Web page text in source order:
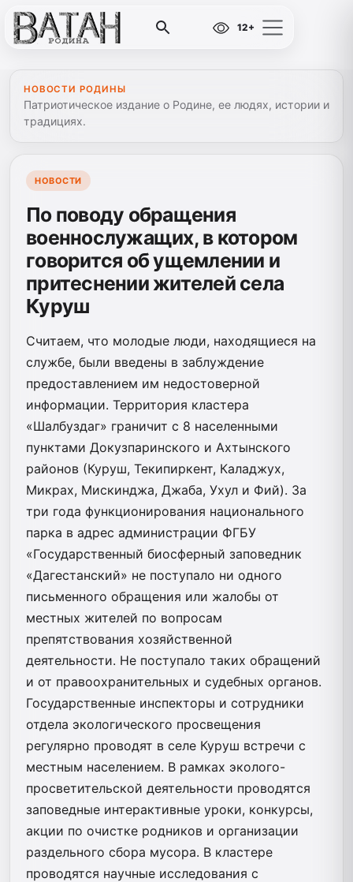
12+
НОВОСТИ РОДИНЫ
Патриотическое издание о Родине, ее людях, истории и
традициях.
НОВОСТИ
По поводу обращения
военнослужащих, в котором
говорится об ущемлении и
притеснении жителей села
Куруш
Считаем, что молодые люди, находящиеся на
службе, были введены в заблуждение
предоставлением им недостоверной
информации. Территория кластера
«Шалбуздаг» граничит с 8 населенными
пунктами Докузпаринского и Ахтынского
районов (Куруш, Текипиркент, Каладжух,
Микрах, Мискинджа, Джаба, Ухул и Фий). За
три года функционирования национального
парка в адрес администрации ФГБУ
«Государственный биосферный заповедник
«Дагестанский» не поступало ни одного
письменного обращения или жалобы от
местных жителей по вопросам
препятствования хозяйственной
деятельности. Не поступало таких обращений
и от правоохранительных и судебных органов.
Государственные инспекторы и сотрудники
отдела экологического просвещения
регулярно проводят в селе Куруш встречи с
местным населением. В рамках эколого-
просветительской деятельности проводятся
заповедные интерактивные уроки, конкурсы,
акции по очистке родников и организации
раздельного сбора мусора. В кластере
проводятся научные исследования с